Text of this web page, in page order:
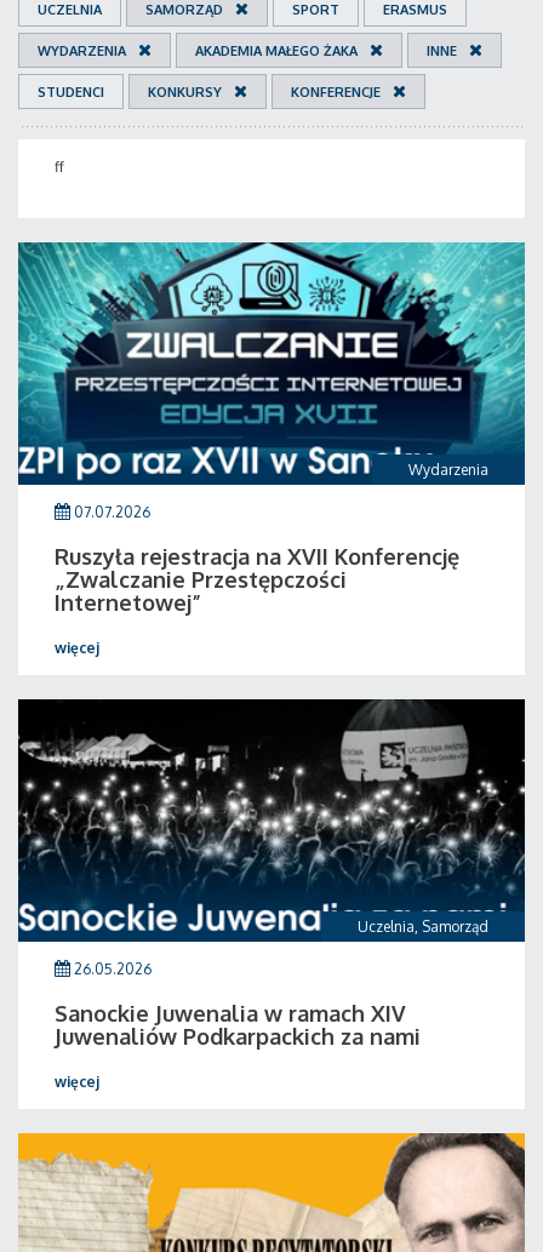
UCZELNIA SAMORZĄD SPORT ERASMUS
WYDARZENIA AKADEMIA MAŁEGO ŻAKA INNE
STUDENCI KONKURSY KONFERENCJE
ff
Wydarzenia
07.07.2026
Ruszyła rejestracja na XVII Konferencję
„Zwalczanie Przestępczości
Internetowej”
więcej
Uczelnia, Samorząd
26.05.2026
Sanockie Juwenalia w ramach XIV
Juwenaliów Podkarpackich za nami
więcej